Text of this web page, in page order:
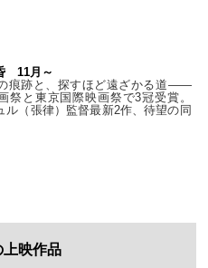
11月～
痕跡と、探すほど遠ざかる道——
祭と東京国際映画祭で3冠受賞。
ル（張律）監督最新2作、待望の同
上映作品